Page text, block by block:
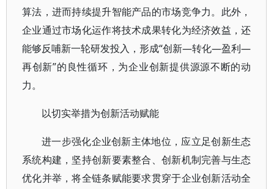
算法，进而持续提升智能产品的市场竞争力。此外，
企业通过市场化运作将技术成果转化为经济效益，还
能够反哺新一轮研发投入，形成“创新—转化—盈利—
再创新”的良性循环，为企业创新提供源源不断的动
力。
以切实举措为创新活动赋能
进一步强化企业创新主体地位，应立足创新生态
系统构建，坚持创新要素整合、创新机制完善与生态
优化并举，将全链条赋能要求贯穿于企业创新活动全